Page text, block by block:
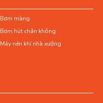
Bơm màng
Bơm hút chân không
Máy nén khí nhà xưởng